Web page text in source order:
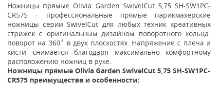
Ножницы прямые Olivia Garden SwivelCut 5,75 SH-SW1PC-
CR575 - профессиональные прямые парикмахерские
ножницы серии SwivelCut для любых техник креативных
стрижек с оригинальным дизайном поворотного кольца:
поворот на 360˚ в двух плоскостях. Напряжение с плеча и
кисти снимается благодаря максимально комфортному
расположению ножниц в руке.
Ножницы прямые Olivia Garden SwivelCut 5,75 SH-SW1PC-
CR575 преимущества и особенности: